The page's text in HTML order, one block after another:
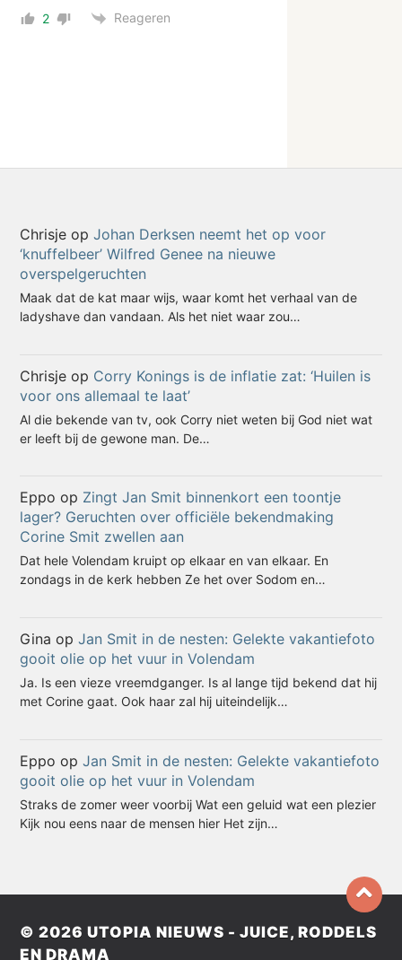
2 Reageren
Chrisje opJohan Derksen neemt het op voor
‘knuffelbeer’ Wilfred Genee na nieuwe
overspelgeruchten
Maak dat de kat maar wijs, waar komt het verhaal van de
ladyshave dan vandaan. Als het niet waar zou…
Chrisje op Corry Konings is de inflatie zat: ‘Huilen is
voor ons allemaal te laat’
Al die bekende van tv, ook Corry niet weten bij God niet wat
er leeft bij de gewone man. De…
Eppo op Zingt Jan Smit binnenkort een toontje
lager? Geruchten over officiële bekendmaking
Corine Smit zwellen aan
Dat hele Volendam kruipt op elkaar en van elkaar. En
zondags in de kerk hebben Ze het over Sodom en…
Gina opJan Smit in de nesten: Gelekte vakantiefoto
gooit olie op het vuur in Volendam
Ja. Is een vieze vreemdganger. Is al lange tijd bekend dat hij
met Corine gaat. Ook haar zal hij uiteindelijk…
Eppo opJan Smit in de nesten: Gelekte vakantiefoto
gooit olie op het vuur in Volendam
Straks de zomer weer voorbij Wat een geluid wat een plezier
Kijk nou eens naar de mensen hier Het zijn…
© 2026UTOPIA NIEUWS - JUICE, RODDELS
EN DRAMA